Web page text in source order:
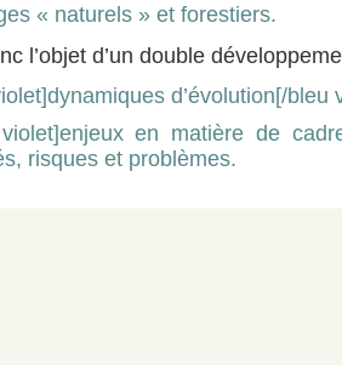
« naturels » et forestiers.
l’objet d’un double
d’évolution[/bleu
en matière de
risques et problèmes.